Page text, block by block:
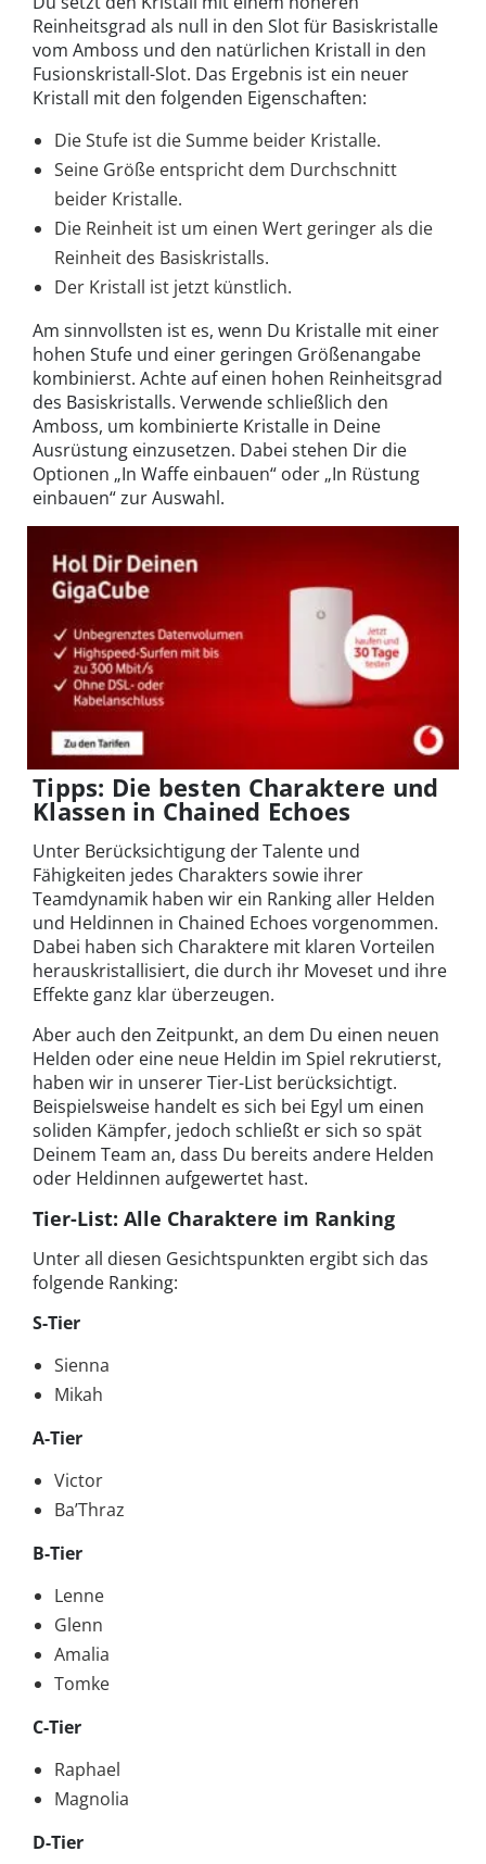
Reinheitsgrad als null in den Slot für Basiskristalle
vom Amboss und den natürlichen Kristall in den
Fusionskristall-Slot. Das Ergebnis ist ein neuer
Kristall mit den folgenden Eigenschaften:
Die Stufe ist die Summe beider Kristalle.
Seine Größe entspricht dem Durchschnitt
beider Kristalle.
Die Reinheit ist um einen Wert geringer als die
Reinheit des Basiskristalls.
Der Kristall ist jetzt künstlich.
Am sinnvollsten ist es, wenn Du Kristalle mit einer
hohen Stufe und einer geringen Größenangabe
kombinierst. Achte auf einen hohen Reinheitsgrad
des Basiskristalls. Verwende schließlich den
Amboss, um kombinierte Kristalle in Deine
Ausrüstung einzusetzen. Dabei stehen Dir die
Optionen „In Waffe einbauen“ oder „In Rüstung
einbauen“ zur Auswahl.
Tipps: Die besten Charaktere und
Klassen in Chained Echoes
Unter Berücksichtigung der Talente und
Fähigkeiten jedes Charakters sowie ihrer
Teamdynamik haben wir ein Ranking aller Helden
und Heldinnen in Chained Echoes vorgenommen.
Dabei haben sich Charaktere mit klaren Vorteilen
herauskristallisiert, die durch ihr Moveset und ihre
Effekte ganz klar überzeugen.
Aber auch den Zeitpunkt, an dem Du einen neuen
Helden oder eine neue Heldin im Spiel rekrutierst,
haben wir in unserer Tier-List berücksichtigt.
Beispielsweise handelt es sich bei Egyl um einen
soliden Kämpfer, jedoch schließt er sich so spät
Deinem Team an, dass Du bereits andere Helden
oder Heldinnen aufgewertet hast.
Tier-List: Alle Charaktere im Ranking
Unter all diesen Gesichtspunkten ergibt sich das
folgende Ranking:
S-Tier
Sienna
Mikah
A-Tier
Victor
Ba’Thraz
B-Tier
Lenne
Glenn
Amalia
Tomke
C-Tier
Raphael
Magnolia
D-Tier